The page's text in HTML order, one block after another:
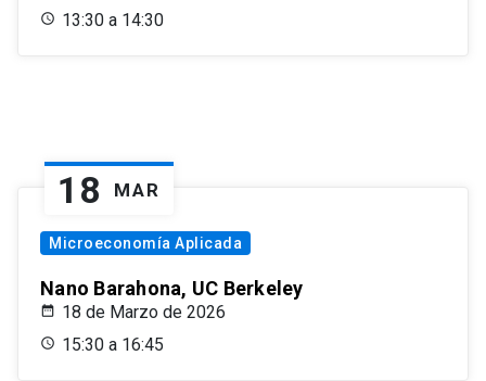
13:30 a 14:30
18 MAR
Microeconomía Aplicada
Nano Barahona, UC Berkeley
18 de Marzo de 2026
15:30 a 16:45